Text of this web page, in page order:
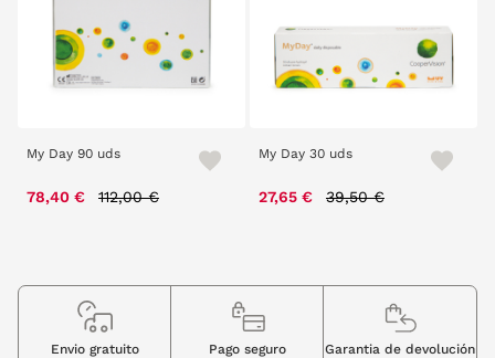
My Day 90 uds
78,40 € Price reduced from
112,00 €
My Day 30 uds
27,65 € Price reduced from
39,50 €
Envio gratuito Pago seguro Garantia de devolución